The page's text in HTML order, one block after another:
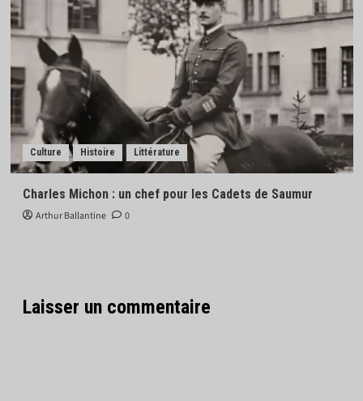
Culture Histoire Littérature
Charles Michon : un chef pour les Cadets de Saumur
Arthur Ballantine 0
Laisser un commentaire